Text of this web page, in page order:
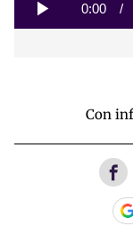
Play Current
0:00 /
Con